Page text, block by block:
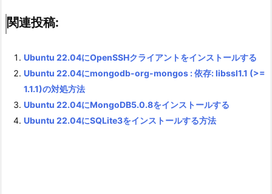
関連投稿:
Ubuntu 22.04にOpenSSHクライアントをインストールする
Ubuntu 22.04にmongodb-org-mongos : 依存: libssl1.1 (>=
1.1.1)の対処方法
Ubuntu 22.04にMongoDB5.0.8をインストールする
Ubuntu 22.04にSQLite3をインストールする方法